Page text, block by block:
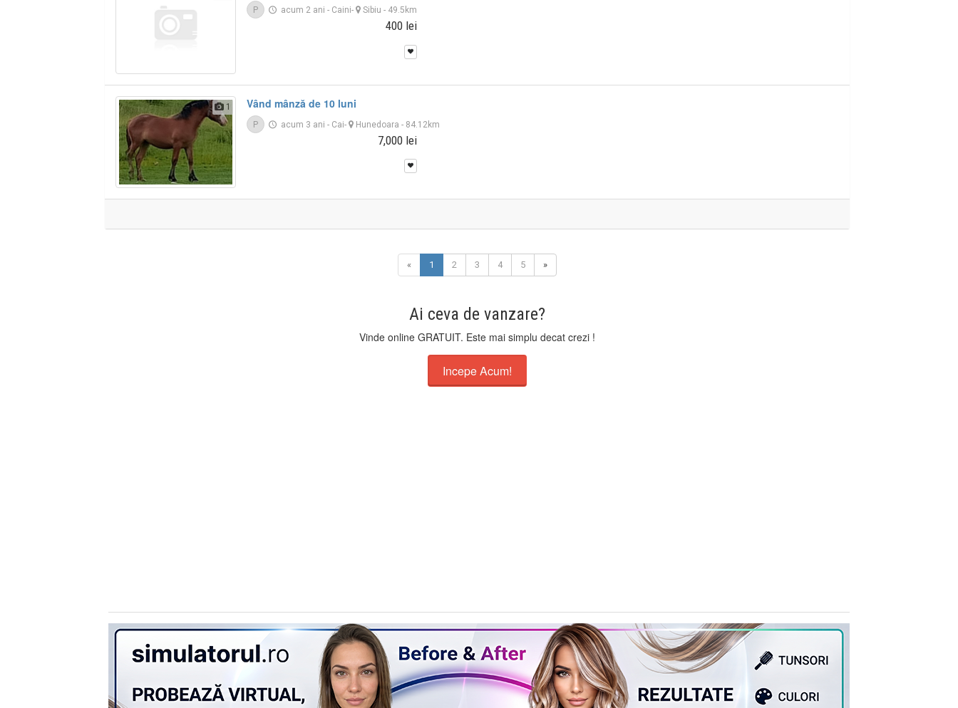
P acum 2 ani - Caini- Sibiu - 49.5km
400 lei
1 Vând mânză de 10 luni
P acum 3 ani - Cai- Hunedoara - 84.12km
7,000 lei
« 1 2 3 4 5 »
Ai ceva de vanzare?
Vinde online GRATUIT. Este mai simplu decat crezi !
Incepe Acum!